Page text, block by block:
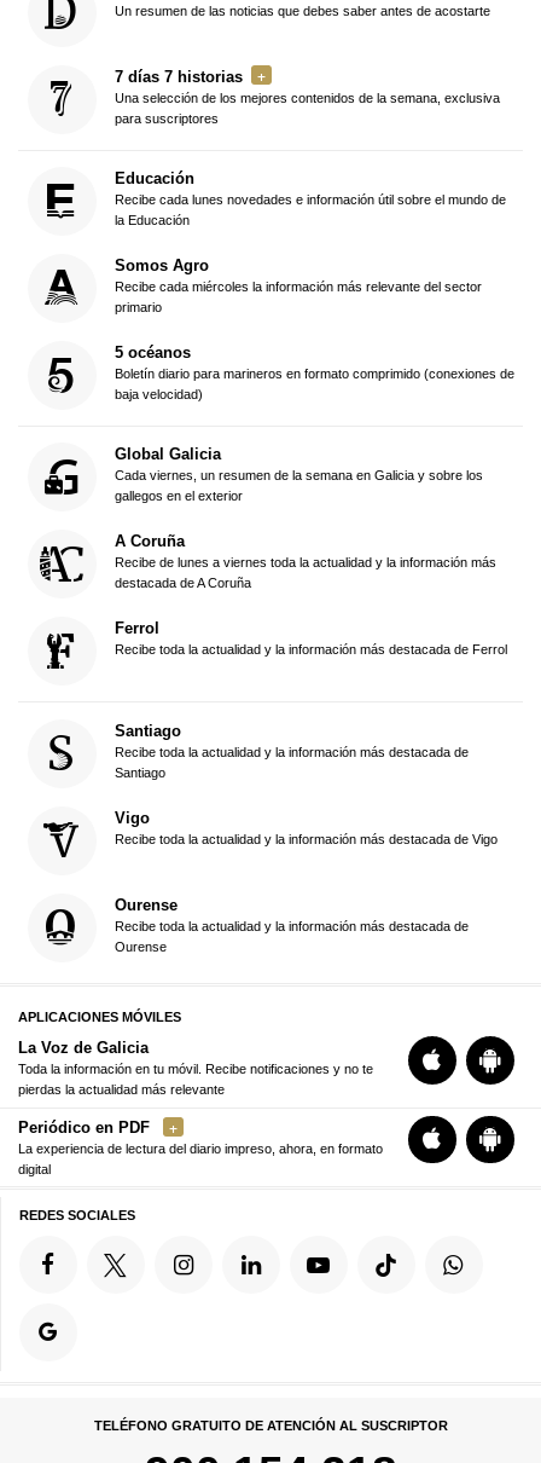
Un resumen de las noticias que debes saber antes de acostarte
7 días 7 historias
Una selección de los mejores contenidos de la semana, exclusiva
para suscriptores
Educación
Recibe cada lunes novedades e información útil sobre el mundo de
la Educación
Somos Agro
Recibe cada miércoles la información más relevante del sector
primario
5 océanos
Boletín diario para marineros en formato comprimido (conexiones de
baja velocidad)
Global Galicia
Cada viernes, un resumen de la semana en Galicia y sobre los
gallegos en el exterior
A Coruña
Recibe de lunes a viernes toda la actualidad y la información más
destacada de A Coruña
Ferrol
Recibe toda la actualidad y la información más destacada de Ferrol
Santiago
Recibe toda la actualidad y la información más destacada de
Santiago
Vigo
Recibe toda la actualidad y la información más destacada de Vigo
Ourense
Recibe toda la actualidad y la información más destacada de
Ourense
APLICACIONES MÓVILES
La Voz de Galicia
Toda la información en tu móvil. Recibe notificaciones y no te
pierdas la actualidad más relevante
Periódico en PDF
La experiencia de lectura del diario impreso, ahora, en formato
digital
REDES SOCIALES
TELÉFONO GRATUITO DE ATENCIÓN AL SUSCRIPTOR